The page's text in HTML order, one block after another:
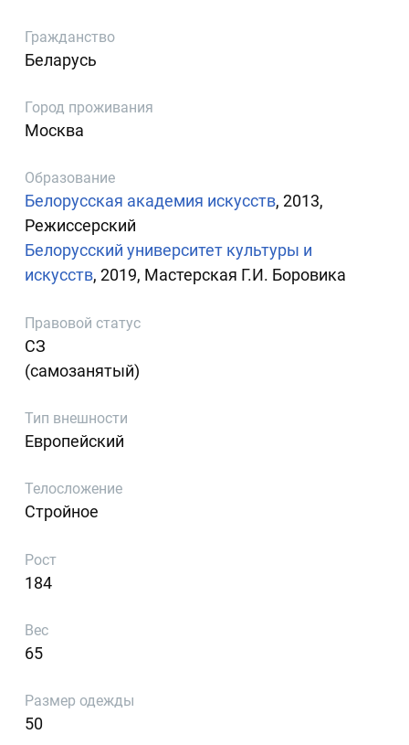
Гражданство
Беларусь
Город проживания
Москва
Образование
Белорусская академия искусств, 2013,
Режиссерский
Белорусский университет культуры и
искусств, 2019, Мастерская Г.И. Боровика
Правовой статус
СЗ
(самозанятый)
Тип внешности
Европейский
Телосложение
Стройное
Рост
184
Вес
65
Размер одежды
50